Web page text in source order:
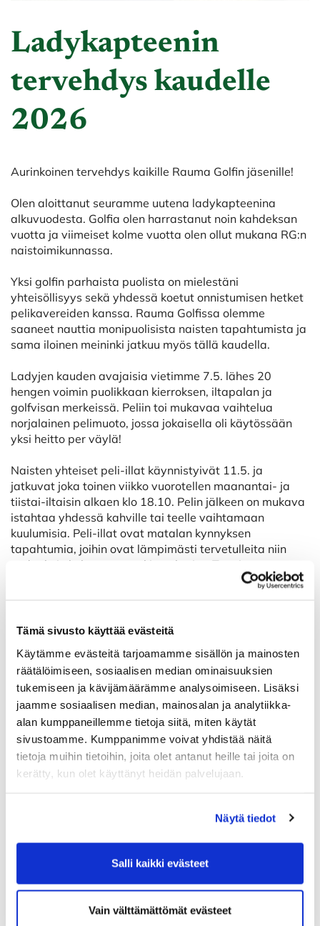
Tämä sivusto käyttää evästeitä
Käytämme evästeitä tarjoamamme sisällön ja mainosten
räätälöimiseen, sosiaalisen median ominaisuuksien
tukemiseen ja kävijämäärämme analysoimiseen. Lisäksi
jaamme sosiaalisen median, mainosalan ja analytiikka-
alan kumppaneillemme tietoja siitä, miten käytät
sivustoamme. Kumppanimme voivat yhdistää näitä
tietoja muihin tietoihin, joita olet antanut heille tai joita on
kerätty, kun olet käyttänyt heidän palvelujaan.
Näytä tiedot
Salli kaikki evästeet
Vain välttämättömät evästeet
Ladykapteenin
tervehdys kaudelle
2026
Aurinkoinen tervehdys kaikille Rauma Golfin jäsenille!
Olen aloittanut seuramme uutena ladykapteenina
alkuvuodesta. Golfia olen harrastanut noin kahdeksan
vuotta ja viimeiset kolme vuotta olen ollut mukana RG:n
naistoimikunnassa.
Yksi golfin parhaista puolista on mielestäni
yhteisöllisyys sekä yhdessä koetut onnistumisen hetket
pelikavereiden kanssa. Rauma Golfissa olemme
saaneet nauttia monipuolisista naisten tapahtumista ja
sama iloinen meininki jatkuu myös tällä kaudella.
Ladyjen kauden avajaisia vietimme 7.5. lähes 20
hengen voimin puolikkaan kierroksen, iltapalan ja
golfvisan merkeissä. Peliin toi mukavaa vaihtelua
norjalainen pelimuoto, jossa jokaisella oli käytössään
yksi heitto per väylä!
Naisten yhteiset peli-illat käynnistyivät 11.5. ja
jatkuvat joka toinen viikko vuorotellen maanantai- ja
tiistai-iltaisin alkaen klo 18.10. Pelin jälkeen on mukava
istahtaa yhdessä kahville tai teelle vaihtamaan
kuulumisia. Peli-illat ovat matalan kynnyksen
tapahtumia, joihin ovat lämpimästi tervetulleita niin
uudet kuin kokeneemmatkin pelaajat. Tavoitteena on
rento ja mukava yhteinen ilta kannustavassa seurassa.
tänä vuonna Yyterissä 7.6. Kyseessä on pistebogey-
kilpailu Porin, Rauman ja Nakkilan seurojen
naisjäsenille. Lähdetään Raumalta yhdessä mukaan
kisatunnelmaan! Ilmoittautuminen tapahtuu Yyterin
nettisivujen kautta.
Toinen lähiseurojen perinteinen kilpailu, VarsiNaiset,
pelataan 28.6. Nakkilassa. Ilmoittautuminen avautuu
pariscrambleen, jossa erikoisuutena on mahdollisuus
Kaikki RG Ladyjen tapahtumat löytyvät nettisivujen
tapahtumakalenterista sekä naisten pukuhuoneen
ilmoitustaululta ja naisten vessan seinällä olevasta
kalenterista. Näistä on helppo seurata tulevaa